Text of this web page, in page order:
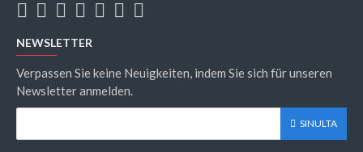
NEWSLETTER
Verpassen Sie keine Neuigkeiten, indem Sie sich für unseren
Newsletter anmelden.
SINULTA